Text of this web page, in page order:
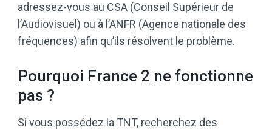
adressez-vous au CSA (Conseil Supérieur de
l’Audiovisuel) ou à l’ANFR (Agence nationale des
fréquences) afin qu’ils résolvent le problème.
Pourquoi France 2 ne fonctionne
pas ?
Si vous possédez la TNT, recherchez des